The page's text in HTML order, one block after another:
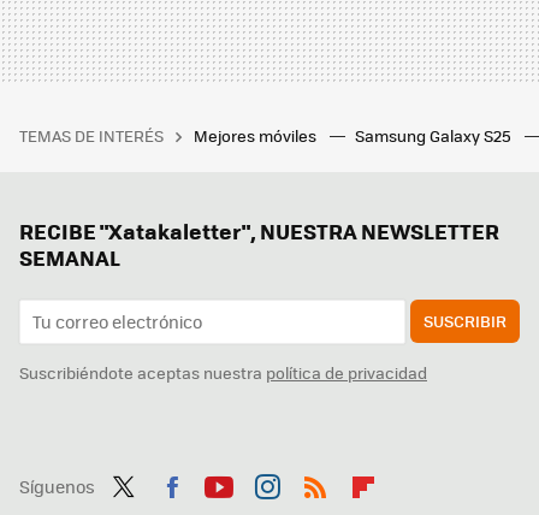
TEMAS DE INTERÉS Mejores móviles Samsung Galaxy S25
RECIBE "Xatakaletter", NUESTRA NEWSLETTER
SEMANAL
SUSCRIBIR
Suscribiéndote aceptas nuestra política de privacidad
Síguenos